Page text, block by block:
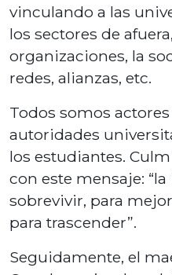
vinculando a las
los sectores de
organizaciones, la
redes, alianzas, etc.
Todos somos
autoridades
los estudiantes.
con este mensaje:
sobrevivir, para
para trascender”.
Seguidamente, el